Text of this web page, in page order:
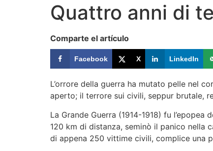
Quattro anni di
Comparte el artículo
Facebook X LinkedIn
L’orrore della guerra ha mutato pelle nel
aperto; il terrore sui civili, seppur brutale,
La Grande Guerra (1914-1918) fu
120 km di distanza, seminò il panico nella
di appena 250 vittime civili, complice una